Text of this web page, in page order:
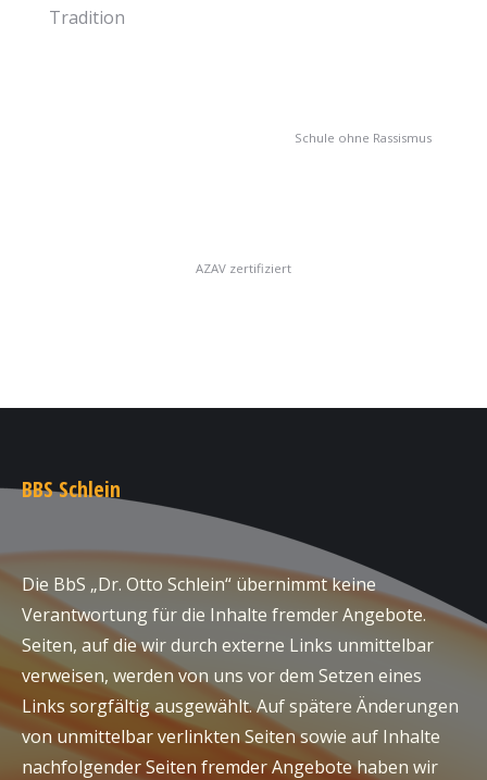
Tradition
Schule ohne Rassismus
AZAV zertifiziert
BBS Schlein
Die BbS „Dr. Otto Schlein“ übernimmt keine
Verantwortung für die Inhalte fremder Angebote.
Seiten, auf die wir durch externe Links unmittelbar
verweisen, werden von uns vor dem Setzen eines
Links sorgfältig ausgewählt. Auf spätere Änderungen
von unmittelbar verlinkten Seiten sowie auf Inhalte
nachfolgender Seiten fremder Angebote haben wir